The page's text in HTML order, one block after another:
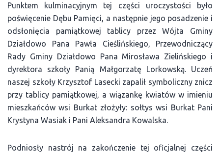
Punktem kulminacyjnym tej części uroczystości było
poświęcenie Dębu Pamięci, a następnie jego posadzenie i
odsłonięcia pamiątkowej tablicy przez Wójta Gminy
Działdowo Pana Pawła Cieślińskiego, Przewodniczący
Rady Gminy Działdowo Pana Mirosława Zielińskiego i
dyrektora szkoły Panią Małgorzatę Lorkowską. Uczeń
naszej szkoły Krzysztof Lasecki zapalił symboliczny znicz
przy tablicy pamiątkowej, a wiązankę kwiatów w imieniu
mieszkańców wsi Burkat złożyły: sołtys wsi Burkat Pani
Krystyna Wasiak i Pani Aleksandra Kowalska.
Podniosły nastrój na zakończenie tej oficjalnej części